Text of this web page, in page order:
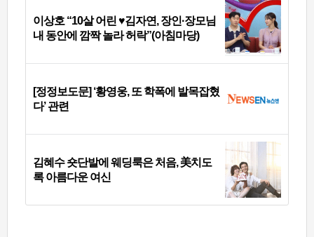
이상호 “10살 어린 ♥김자연, 장인·장모님
내 동안에 깜짝 놀라 허락”(아침마당)
[정정보도문] ‘황영웅, 또 학폭에 발목잡혔
다’ 관련
김혜수 숏단발에 웨딩룩은 처음, 美치도
록 아름다운 여신